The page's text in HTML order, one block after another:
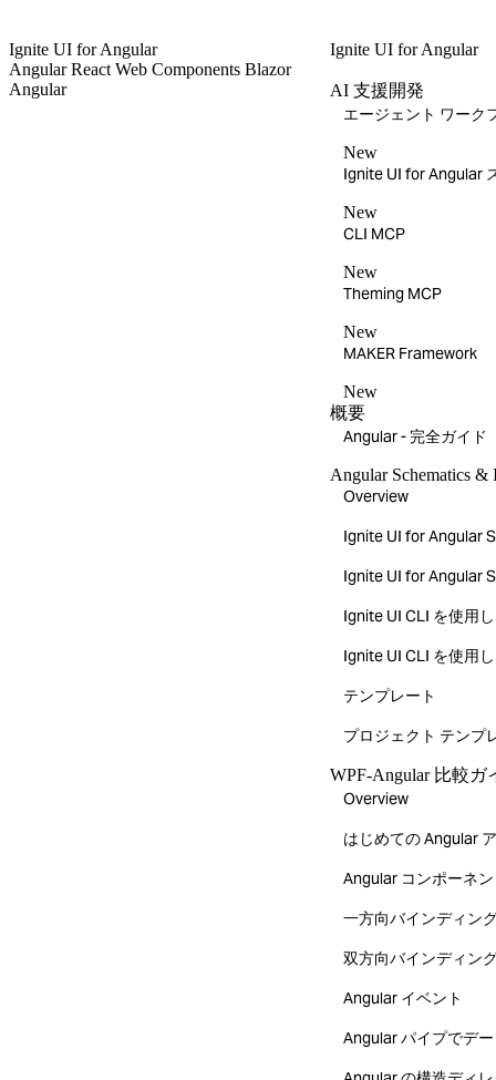
Ignite UI for Angular
AngularReact Web Components Blazor
Angular
Ignite UI for Angular
AI 支援開発
エージェント ワーク
New
Ignite UI for Angular
New
CLI MCP
New
Theming MCP
New
MAKER Framework
New
概要
Angular - 完全ガイド
Angular Schematics
Overview
Ignite UI for Angular
Ignite UI for Angular
Ignite UI CLI を使用
Ignite UI CLI を使用
テンプレート
プロジェクト テンプ
WPF-Angular 比較ガ
Overview
はじめての Angular
Angular コンポーネ
一方向バインディン
双方向バインディン
Angular イベント
Angular パイプでデ